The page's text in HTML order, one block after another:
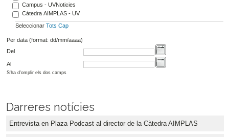
Campus - UVNoticies
Càtedra AIMPLAS - UV
Seleccionar Tots Cap
Per data (format: dd/mm/aaaa)
Del
Al
S'ha d'omplir els dos camps
Darreres notícies
Entrevista en Plaza Podcast al director de la Càtedra AIMPLAS